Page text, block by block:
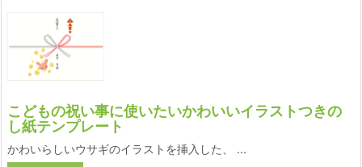
こどもの祝い事に使いたいかわいいイラストつきの
し紙テンプレート
かわいらしいウサギのイラストを挿入した、 ...